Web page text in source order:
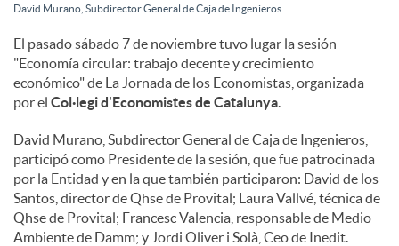
c
o
n
t
David Murano, Subdirector General de Caja de Ingenieros
El pasado sábado 7 de noviembre tuvo lugar la sesión
"Economía circular: trabajo decente y crecimiento
económico" de La Jornada de los Economistas, organizada
por el Col·legi d'Economistes de Catalunya.
David Murano, Subdirector General de Caja de Ingenieros,
participó como Presidente de la sesión, que fue patrocinada
por la Entidad y en la que también participaron: David de los
Santos, director de Qhse de Provital; Laura Vallvé, técnica de
Qhse de Provital; Francesc Valencia, responsable de Medio
Ambiente de Damm; y Jordi Oliver i Solà, Ceo de Inedit.